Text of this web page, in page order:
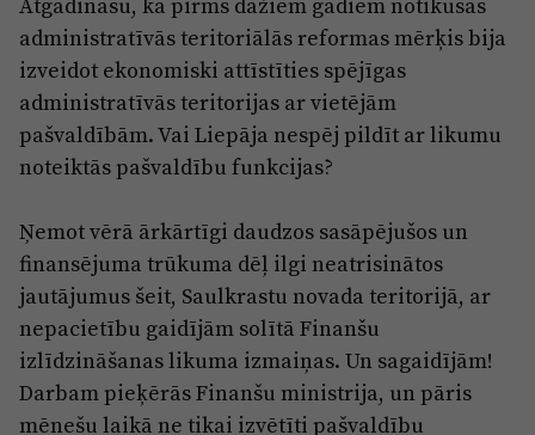
Jūrmala
Par laikrakstu
Privātuma politika
Ētikas kodekss
Lietošanas noteikumi
Pārredzamības paziņojumi
Sludinājumi
administratīvās teritoriālās reformas mērķis bija
izveidot ekonomiski attīstīties spējīgas
administratīvās teritorijas ar vietējām
pašvaldībām. Vai Liepāja nespēj pildīt ar likumu
noteiktās pašvaldību funkcijas?
Ņemot vērā ārkārtīgi daudzos sasāpējušos un
finansējuma trūkuma dēļ ilgi neatrisinātos
jautājumus šeit, Saulkrastu novada teritorijā, ar
nepacietību gaidījām solītā Finanšu
izlīdzināšanas likuma izmaiņas. Un sagaidījām!
Darbam pieķērās Finanšu ministrija, un pāris
mēnešu laikā ne tikai izvētīti pašvaldību